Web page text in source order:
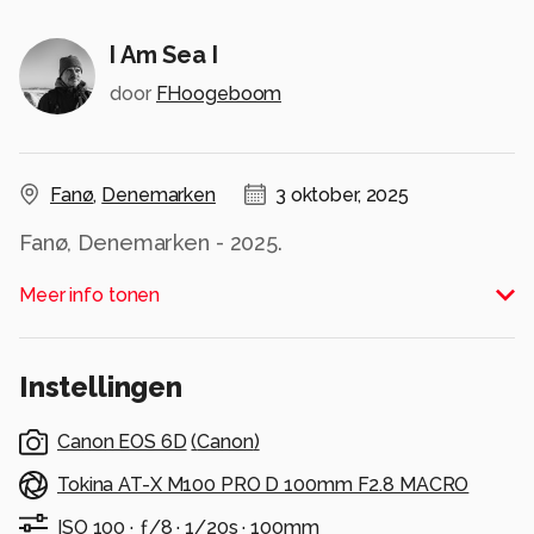
I Am Sea I
door FHoogeboom
Fanø, Denemarken 3 oktober, 2025
Fanø, Denemarken - 2025.
Hasselblad 500C + Sonnar f/4 150mm, Fuji Provia
100F diafilm.
Alle rechten voorbehouden
Meer info tonen
Instellingen
Canon EOS 6D (Canon)
Tokina AT-X M100 PRO D 100mm F2.8 MACRO
ISO 100 · ƒ/8 ·1/20s ·100mm